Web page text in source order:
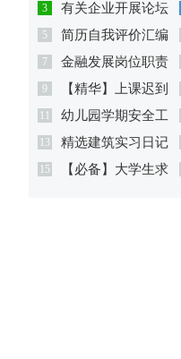
板合集8篇
3
有关企业开展论坛
的策划方案
5
简历自我评价汇编
15篇
7 金融发展岗位职责
9
【精华】上课迟到
检讨书范文锦集七篇
11
幼儿园学期安全工
作总结
13
精选建筑实习日记
模板汇总八篇
15
【必备】大学生求